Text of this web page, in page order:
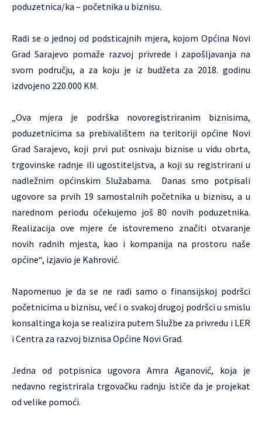
poduzetnica/ka – početnika u biznisu.
Radi se o jednoj od podsticajnih mjera, kojom Općina Novi
Grad Sarajevo pomaže razvoj privrede i zapošljavanja na
svom području, a za koju je iz budžeta za 2018. godinu
izdvojeno 220.000 KM.
„Ova mjera je podrška novoregistriranim biznisima,
poduzetnicima sa prebivalištem na teritoriji općine Novi
Grad Sarajevo, koji prvi put osnivaju biznise u vidu obrta,
trgovinske radnje ili ugostiteljstva, a koji su registrirani u
nadležnim općinskim Služabama. Danas smo potpisali
ugovore sa prvih 19 samostalnih početnika u biznisu, a u
narednom periodu očekujemo još 80 novih poduzetnika.
Realizacija ove mjere će istovremeno značiti otvaranje
novih radnih mjesta, kao i kompanija na prostoru naše
općine“, izjavio je Kahrović.
Napomenuo je da se ne radi samo o finansijskoj podršci
početnicima u biznisu, već i o svakoj drugoj podršci u smislu
konsaltinga koja se realizira putem Službe za privredu i LER
i Centra za razvoj biznisa Općine Novi Grad.
Jedna od potpisnica ugovora Amra Aganović, koja je
nedavno registrirala trgovačku radnju ističe da je projekat
od velike pomoći.